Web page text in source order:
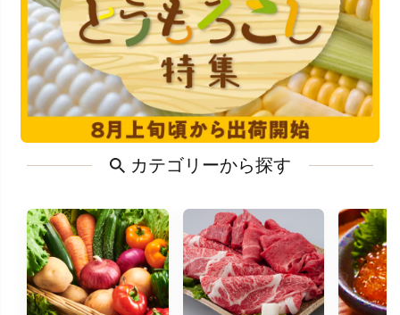
カテゴリーから探す